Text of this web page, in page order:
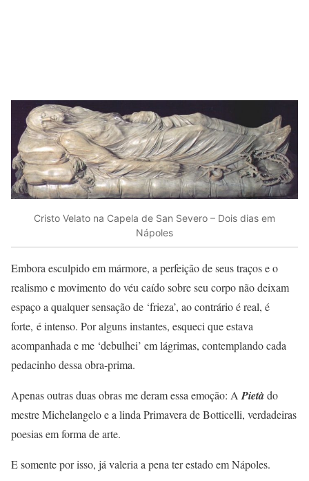
Cristo Velato na Capela de San Severo – Dois dias em
Nápoles
Embora esculpido em mármore, a perfeição de seus traços e o
realismo e movimento do véu caído sobre seu corpo não deixam
espaço a qualquer sensação de ‘frieza’, ao contrário é real, é
forte, é intenso. Por alguns instantes, esqueci que estava
acompanhada e me ‘debulhei’ em lágrimas, contemplando cada
pedacinho dessa obra-prima.
Apenas outras duas obras me deram essa emoção: APietàdo
mestre Michelangelo e a linda Primavera de Botticelli, verdadeiras
poesias em forma de arte.
E somente por isso, já valeria a pena ter estado em Nápoles.